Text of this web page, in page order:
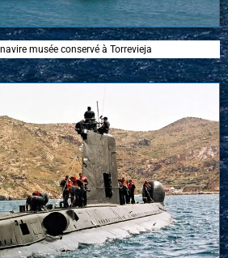
musée conservé à Torrevieja